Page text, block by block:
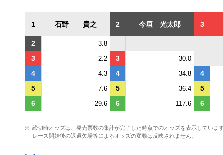
1 石野 貴之 2 今垣 光太郎 3
2 3.8
3 2.2 3 30.0
4 4.3 4 34.8
4
5
7.6 5 36.4
5
6
29.6 6 117.6 6
締切時オッズは、発売票数の集計が完了した時点でのオッズを表示していま
レース開始後の返還欠場等によるオッズの変動は反映されません。